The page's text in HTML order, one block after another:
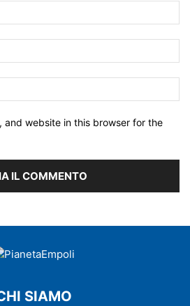
and website in this browser for the
SIAMO